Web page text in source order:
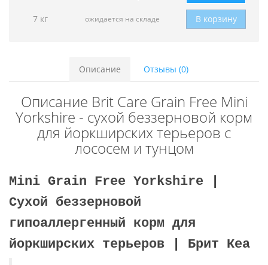
7 кг ожидается на складе В корзину
Описание Отзывы (0)
Описание Brit Care Grain Free Mini
Yorkshire - сухой беззерновой корм
для йоркширских терьеров с
лососем и тунцом
Mini Grain Free Yorkshire |
Сухой беззерновой
гипоаллергенный корм для
йоркширских терьеров | Брит Кеа